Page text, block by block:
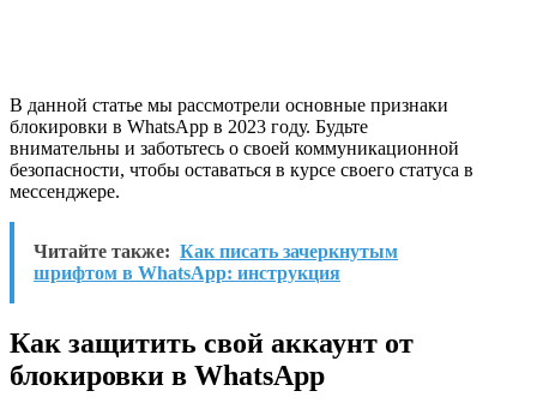
В данной статье мы рассмотрели основные признаки
блокировки в WhatsApp в 2023 году. Будьте
внимательны и заботьтесь о своей коммуникационной
безопасности, чтобы оставаться в курсе своего статуса в
мессенджере.
Читайте также: Как писать зачеркнутым
шрифтом в WhatsApp: инструкция
Как защитить свой аккаунт от
блокировки в WhatsApp